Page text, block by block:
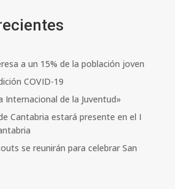
a un 15% de la población joven
COVID-19
Internacional de la Juventud»
Cantabria estará presente en el I
se reunirán para celebrar San